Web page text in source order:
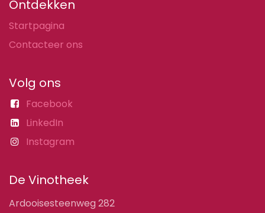
Ontdekken
Startpagina
Contacteer ons
Volg ons
Facebook
LinkedIn
Instagram
De Vinotheek
Ardooisesteenweg 282